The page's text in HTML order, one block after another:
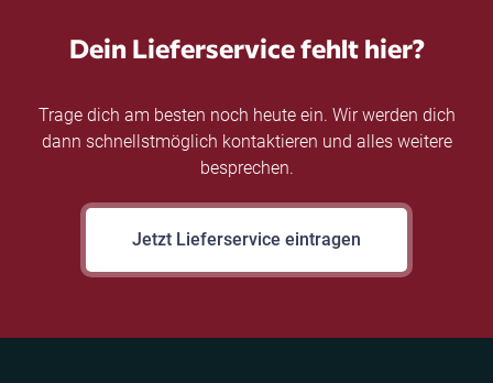
Dein Lieferservice fehlt hier?
Trage dich am besten noch heute ein. Wir werden dich
dann schnellstmöglich kontaktieren und alles weitere
besprechen.
Jetzt Lieferservice eintragen